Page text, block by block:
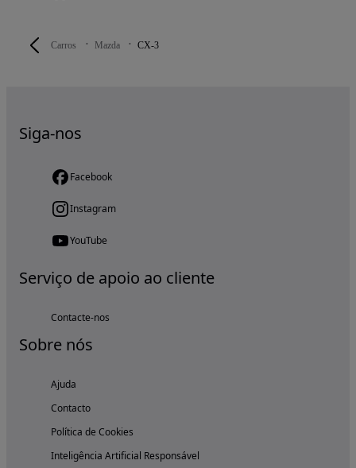
Carros Mazda CX-3
Siga-nos
Facebook
Instagram
YouTube
Serviço de apoio ao cliente
Contacte-nos
Sobre nós
Ajuda
Contacto
Política de Cookies
Inteligência Artificial Responsável